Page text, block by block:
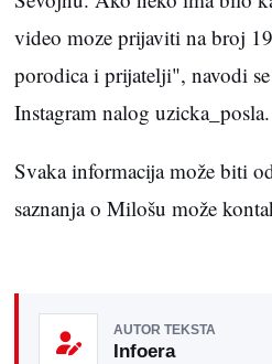
video moze prijaviti na broj
porodica i prijatelji", navodi
Instagram nalog uzicka_posla.
Svaka informacija može biti
saznanja o Milošu može
AUTOR TEKSTA
Infoera